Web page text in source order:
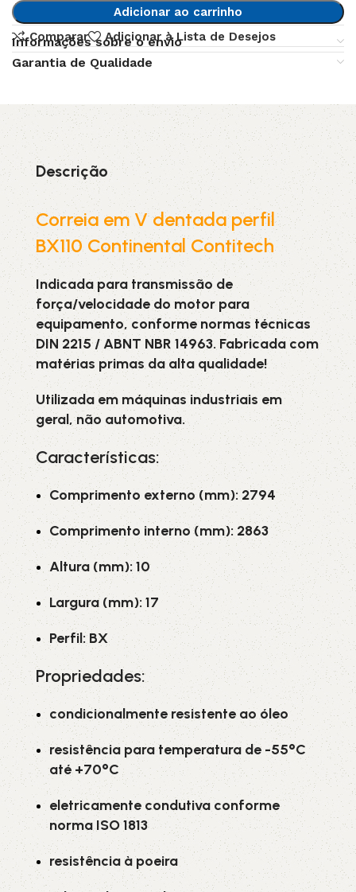
Adicionar ao carrinho
Comparar
Adicionar à Lista de Desejos
Informações sobre o envio
Garantia de Qualidade
Descrição
Correia em V dentada perfil
BX110 Continental Contitech
Indicada para transmissão de
força/velocidade do motor para
equipamento, conforme normas técnicas
DIN 2215 / ABNT NBR 14963. Fabricada com
matérias primas da alta qualidade!
Utilizada em máquinas industriais em
geral, não automotiva.
Características:
Comprimento externo (mm): 2794
Comprimento interno (mm): 2863
Altura (mm): 10
Largura (mm): 17
Perfil: BX
Propriedades:
condicionalmente resistente ao óleo
resistência para temperatura de -55°C
até +70°C
eletricamente condutiva conforme
norma ISO 1813
resistência à poeira